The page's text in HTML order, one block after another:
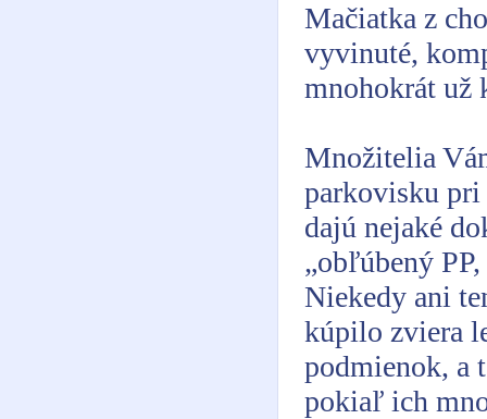
Mačiatka z
vyvinuté,
mnohokrát už
Množitelia
parkovisku pri
dajú nejaké
„obľúbený
Niekedy ani
kúpilo zviera
podmienok, a
pokiaľ ich